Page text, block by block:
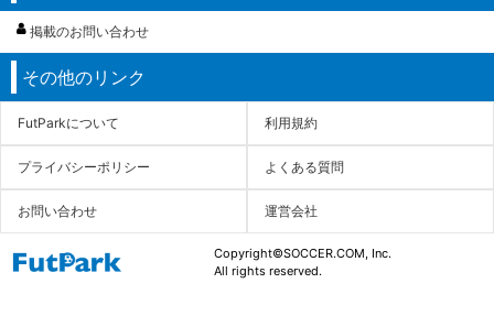
掲載のお問い合わせ
その他のリンク
FutParkについて 利用規約
プライバシーポリシー よくある質問
お問い合わせ 運営会社
Copyright©SOCCER.COM, Inc.
All rights reserved.